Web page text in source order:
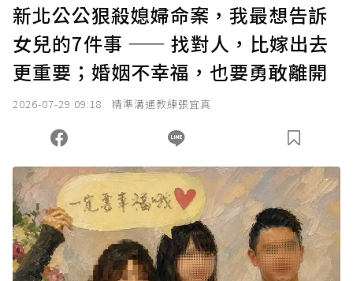
確認送出
您當前剩餘 U 利點數：0點；前往 購買點數
新北公公狠殺媳婦命案，我最想告訴
女兒的7件事 —— 找對人，比嫁出去
更重要；婚姻不幸福，也要勇敢離開
2026-07-29 09:18 精準溝通教練張宜真